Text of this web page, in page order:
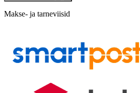
Makse- ja tarneviisid